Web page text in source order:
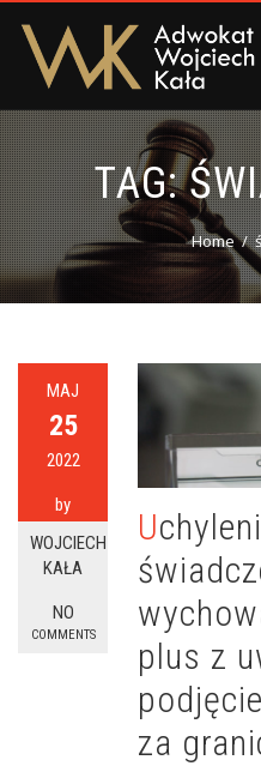
TAG:
Home
MAJ
25
2022
by
WOJCIECH
KAŁA
NO
COMMENTS
Uchylenie prawa do
plus z
za